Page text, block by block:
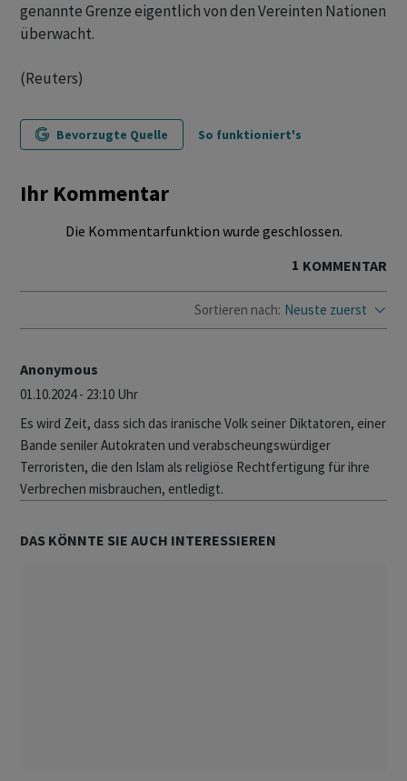
genannte Grenze eigentlich von den Vereinten Nationen
überwacht.
(Reuters)
Bevorzugte Quelle So funktioniert's
Ihr Kommentar
Die Kommentarfunktion wurde geschlossen.
1 KOMMENTAR
Sortieren nach: Neuste zuerst
Anonymous
01.10.2024 - 23:10 Uhr
Es wird Zeit, dass sich das iranische Volk seiner Diktatoren, einer
Bande seniler Autokraten und verabscheungswürdiger
Terroristen, die den Islam als religiöse Rechtfertigung für ihre
Verbrechen misbrauchen, entledigt.
DAS KÖNNTE SIE AUCH INTERESSIEREN